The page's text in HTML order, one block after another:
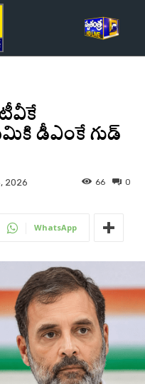
డీఎంకే గుడ్
2026 0
66
WhatsApp